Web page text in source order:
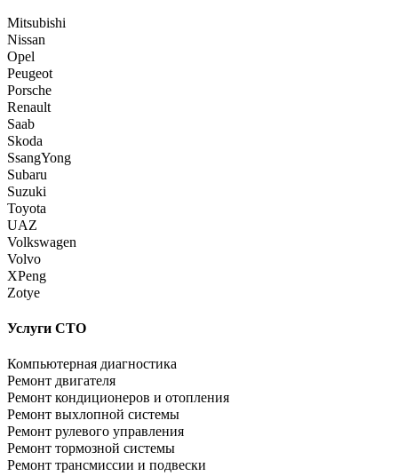
Mitsubishi
Nissan
Opel
Peugeot
Porsche
Renault
Saab
Skoda
SsangYong
Subaru
Suzuki
Toyota
UAZ
Volkswagen
Volvo
XPeng
Zotye
Услуги СТО
Компьютерная диагностика
Ремонт двигателя
Ремонт кондиционеров и отопления
Ремонт выхлопной системы
Ремонт рулевого управления
Ремонт тормозной системы
Ремонт трансмиссии и подвески